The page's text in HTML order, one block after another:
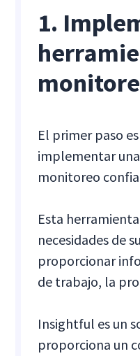
1.
El primer paso
implementar
monitoreo
Esta
necesidades de
proporcionar
de trabajo, la
Insightful es un
proporciona un